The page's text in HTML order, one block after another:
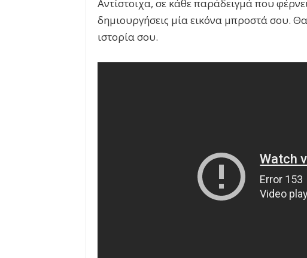
Αντίστοιχα, σε κάθε παράδειγμά που
δημιουργήσεις μία εικόνα μπροστά σου.
ιστορία σου.